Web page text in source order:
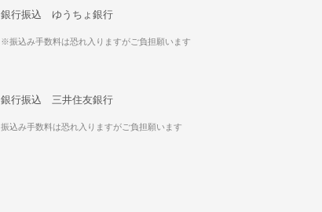
銀行振込 ゆうちょ銀行
※振込み手数料は恐れ入りますがご負担願います
銀行振込 三井住友銀行
振込み手数料は恐れ入りますがご負担願います